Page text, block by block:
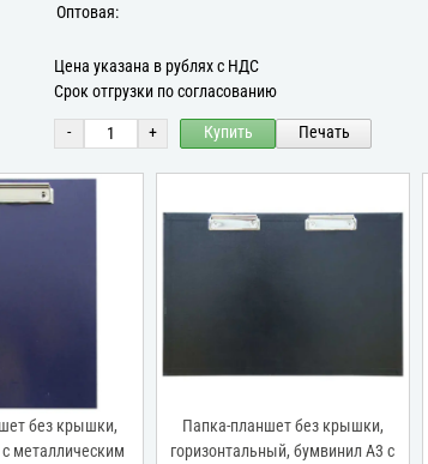
Оптовая:
Цена указана в рублях с НДС
Срок отгрузки по согласованию
- + Купить Печать
без крышки,
металлическим
Папка-планшет без крышки,
горизонтальный, бумвинил А3 с